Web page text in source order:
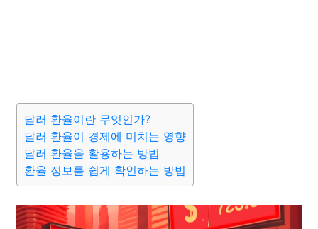
달러 환율이란 무엇인가?
달러 환율이 경제에 미치는 영향
달러 환율을 활용하는 방법
환율 정보를 쉽게 확인하는 방법